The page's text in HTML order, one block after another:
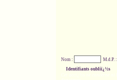
Nom :
M.d.P. :
Identifiants oubliï¿½s